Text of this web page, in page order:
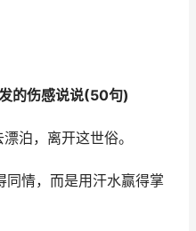
的伤感说说(50句)
泊，离开这世俗。
同情，而是用汗水赢得掌